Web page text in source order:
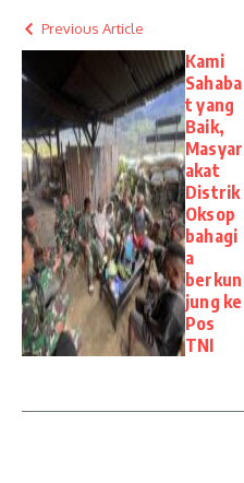
Previous Article
Kami
Sahaba
t yang
Baik,
Masyar
akat
Distrik
Oksop
bahagi
a
berkun
jung ke
Pos
TNI